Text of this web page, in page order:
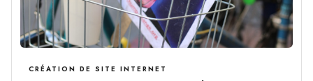
CRÉATION DE SITE INTERNET